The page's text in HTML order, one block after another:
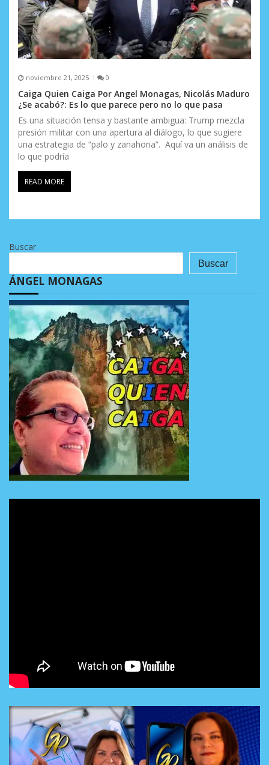
noviembre 21, 2025 0
Caiga Quien Caiga Por Angel Monagas, Nicolás Maduro
¿Se acabó?: Es lo que parece pero no lo que pasa
Es una situación tensa y bastante ambigua: Trump mezcla
presión militar con una apertura al diálogo, lo que sugiere
una estrategia de “palo y zanahoria”. Aquí va un análisis de
lo que podría
READ MORE
Buscar
Buscar
ÁNGEL MONAGAS